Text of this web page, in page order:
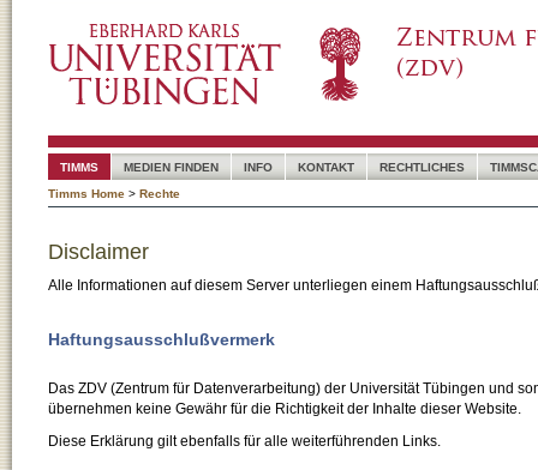
TIMMS MEDIEN FINDEN INFO KONTAKT RECHTLICHES
Timms Home > Rechte
Disclaimer
Alle Informationen auf diesem Server unterliegen einem
Haftungsausschlußvermerk
Das ZDV (Zentrum für Datenverarbeitung) der Universität Tübingen und
übernehmen keine Gewähr für die Richtigkeit der Inhalte dieser Website.
Diese Erklärung gilt ebenfalls für alle weiterführenden Links.